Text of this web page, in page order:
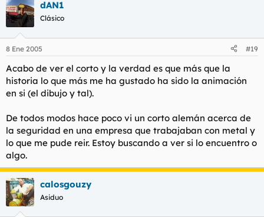
dAN1
Clásico
8 Ene 2005 #19
Acabo de ver el corto y la verdad es que más que la
historia lo que más me ha gustado ha sido la animación
en si (el dibujo y tal).
De todos modos hace poco vi un corto alemán acerca de
la seguridad en una empresa que trabajaban con metal y
lo que me pude reir. Estoy buscando a ver si lo encuentro o
algo.
calosgouzy
Asiduo